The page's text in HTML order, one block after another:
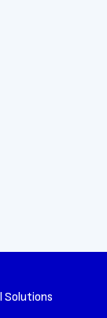
Solutions